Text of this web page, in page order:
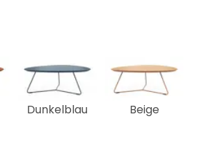
Dunkelblau Beige